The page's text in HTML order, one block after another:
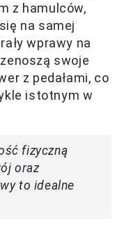
z hamulców,
na samej
wprawy na
swoje
z pedałami, co
istotnym w
fizyczną
oraz
to idealne